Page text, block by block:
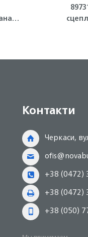
Контакти
Черкаси,
+38 (0472)
+38 (0472)
+38 (050)